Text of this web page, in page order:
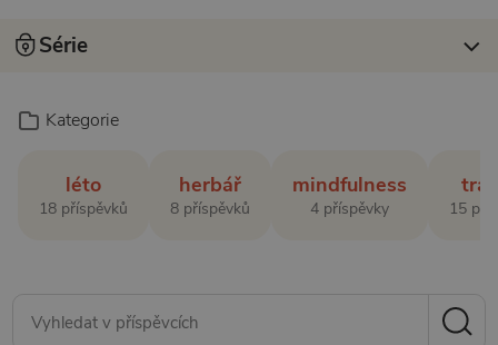
Série
Kategorie
léto
18 příspěvků
herbář
8 příspěvků
mindfulness
4 příspěvky 15